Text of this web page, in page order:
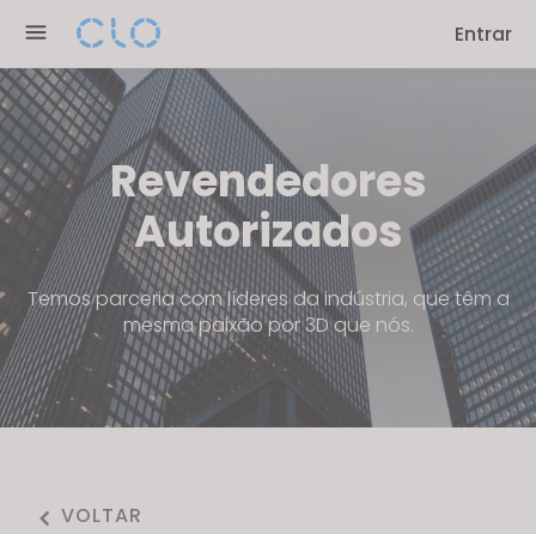
note:
This
website
includes
an
accessibility
system.
Entrar
Revendedores
Autorizados
Temos parceria com líderes da indústria, que têm a
mesma paixão por 3D que nós.
VOLTAR